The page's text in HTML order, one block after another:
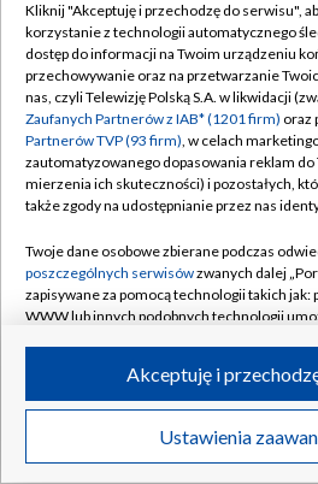
TVP
Abonament TVP
Emisja w TVP
Centrum informacji TVP
Naziemna Telewizja Cyfrowa
Rada Programowa
System NOS
Informacje o nadawcy
Program dla prasy
Ogłoszenie przetargowe
Regulamin
Polityka
Moje
Pomoc
Kontakt
Kanały
©2026 Telewizja Polska
Kliknij "Akceptuję i przechodzę do serwisu",
korzystanie z technologii automatycznego
dostęp do informacji na Twoim urządzeniu
przechowywanie oraz na przetwarzanie
nas, czyli Telewizję Polską S.A. w likwidacji
Zaufanych Partnerów z IAB* (1201 firm) oraz
Partnerów TVP (93 firm), w celach
zautomatyzowanego dopasowania reklam
mierzenia ich skuteczności) i pozostałych,
także zgody na udostępnianie przez nas
Twoje dane osobowe zbierane podczas
poszczególnych serwisówzwanych dalej
zapisywane za pomocą technologii takich
WWW lub innych podobnych technologii
ruchu w Internecie.
Twoje dane osobowe zbierane podczas
poszczególnych serwisówna Portalu, takie
Ustawienia
Akceptuję i